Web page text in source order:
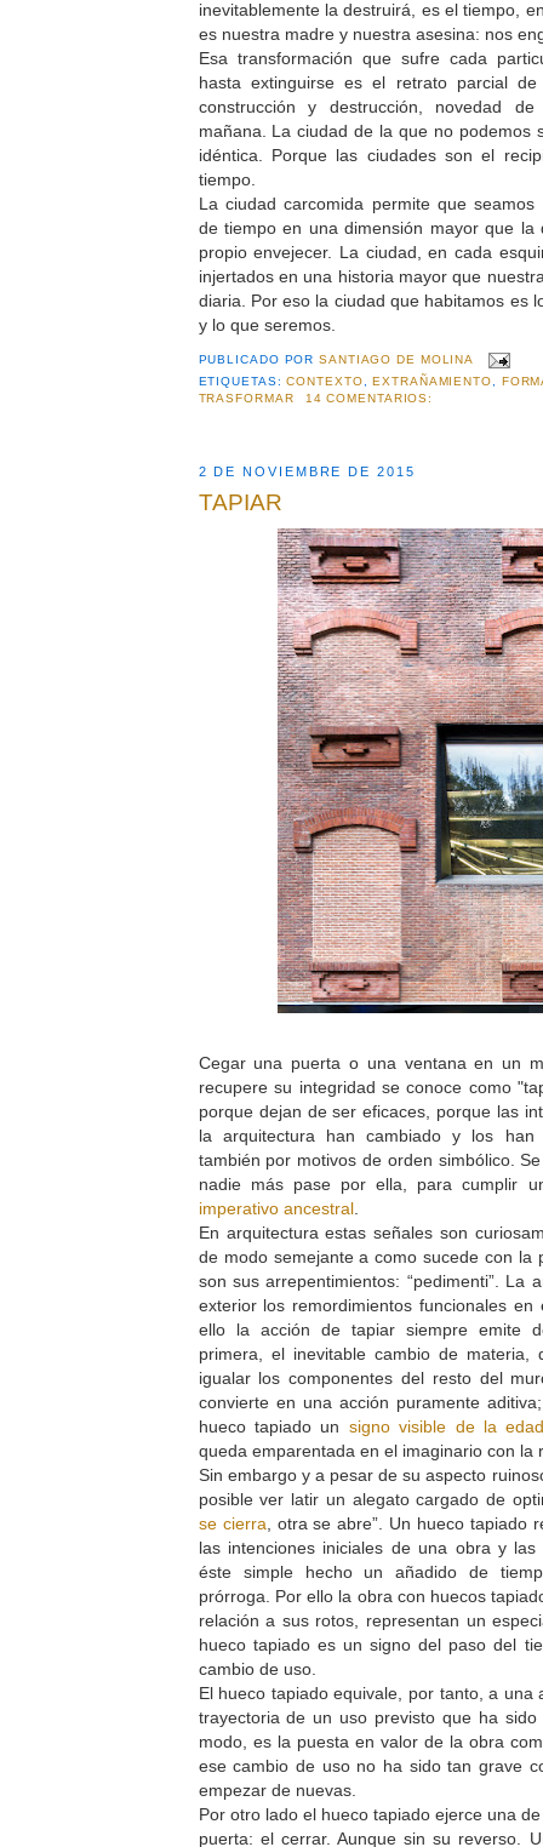
inevitablemente la destruirá, es el tiempo,
es nuestra madre y nuestra asesina: nos
Esa transformación que sufre cada
hasta extinguirse es el retrato parcial
construcción y destrucción, novedad
mañana. La ciudad de la que no podemos
idéntica. Porque las ciudades son el
tiempo.
La ciudad carcomida permite que seamos
de tiempo en una dimensión mayor que la
propio envejecer. La ciudad, en cada
injertados en una historia mayor que
diaria. Por eso la ciudad que habitamos es
y lo que seremos.
PUBLICADO PORSANTIAGO DE MOLINA
ETIQUETAS:CONTEXTO ,EXTRAÑAMIENTO
TRASFORMAR
14 COMENTARIOS:
2 DE NOVIEMBRE DE 2015
TAPIAR
Cegar una puerta o una ventana en un
recupere su integridad se conoce como
porque dejan de ser eficaces, porque las
la arquitectura han cambiado y los han
también por motivos de orden simbólico.
nadie más pase por ella, para cumplir
imperativo ancestral.
En arquitectura estas señales son
de modo semejante a como sucede con la
son sus arrepentimientos: “pedimenti”. La
exterior los remordimientos funcionales en
ello la acción de tapiar siempre emite
primera, el inevitable cambio de materia,
igualar los componentes del resto del
convierte en una acción puramente
hueco tapiado un signo visible de la
queda emparentada en el imaginario con
Sin embargo y a pesar de su aspecto
posible ver latir un alegato cargado de
se cierra, otra se abre”. Un hueco tapiado
las intenciones iniciales de una obra y las
éste simple hecho un añadido de
prórroga. Por ello la obra con huecos
relación a sus rotos, representan un
hueco tapiado es un signo del paso del
cambio de uso.
El hueco tapiado equivale, por tanto, a una
trayectoria de un uso previsto que ha
modo, es la puesta en valor de la obra
ese cambio de uso no ha sido tan grave
empezar de nuevas.
Por otro lado el hueco tapiado ejerce una
puerta: el cerrar. Aunque sin su reverso.